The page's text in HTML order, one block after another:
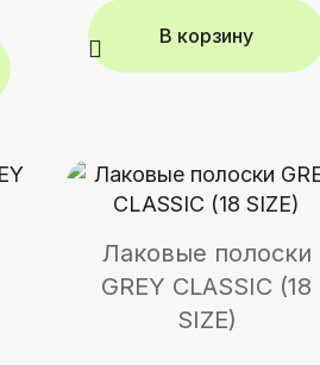
В корзину
Лаковые полоски
GREY CLASSIC (18
SIZE)